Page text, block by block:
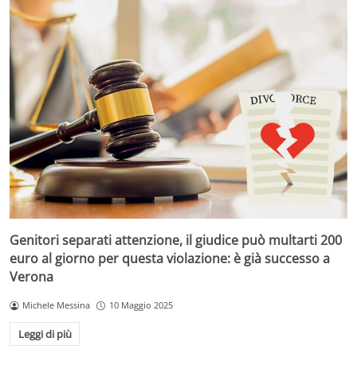
Genitori separati attenzione, il giudice può multarti 200
euro al giorno per questa violazione: è già successo a
Verona
Michele Messina 10 Maggio 2025
Leggi di più